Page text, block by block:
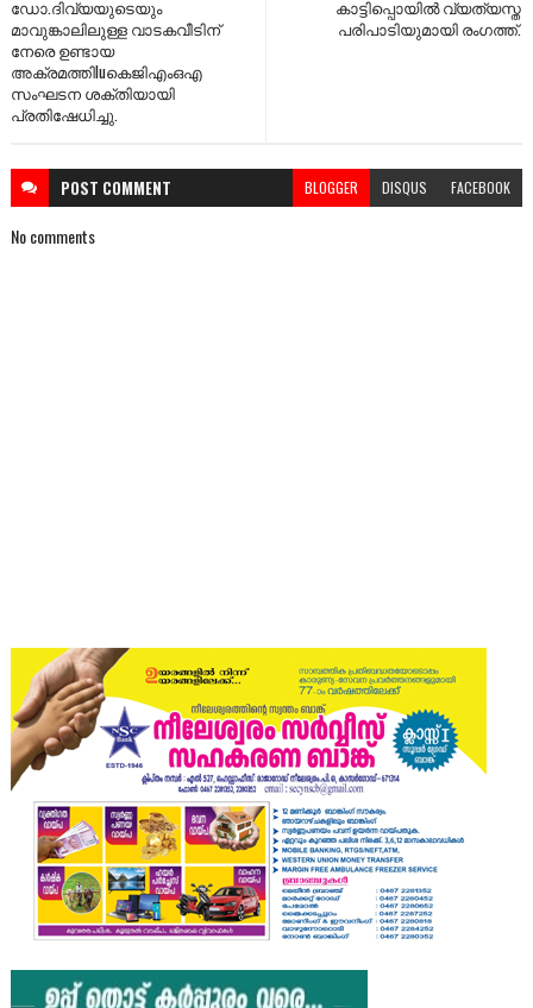
കാട്ടിപ്പൊയിൽ വ്യത്യസ്ത
പരിപാടിയുമായി രംഗത്ത്.
ഡോ.ദിവ്യയുടെയും
മാവുങ്കാലിലുള്ള വാടകവീടിന്
നേരെ ഉണ്ടായ
അക്രമത്തിluകെജിഎംഒഎ
സംഘടന ശക്തിയായി
പ്രതിഷേധിച്ചു.
POST COMMENT BLOGGER DISQUS FACEBOOK
No comments